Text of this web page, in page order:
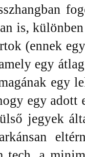
is,
(ennek
egy
egy
egy adott
jegyek